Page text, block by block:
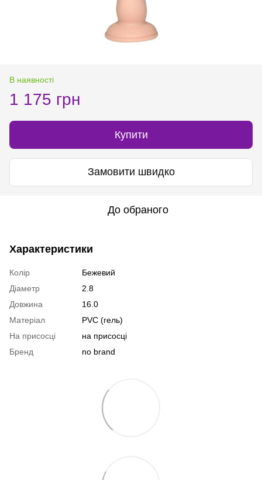
В наявності
1 175 грн
Купити
Замовити швидко
До обраного
Характеристики
Колір
Бежевий
Діаметр
2.8
Довжина
16.0
Матеріал
PVC (гель)
На присосці
на присосці
Бренд
no brand